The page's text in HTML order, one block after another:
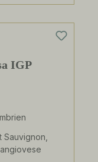
Matile Rosa IGP
Sauvignon,